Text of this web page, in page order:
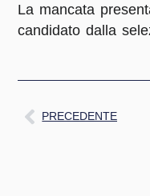
La mancata
candidato dalla
PRECEDENTE